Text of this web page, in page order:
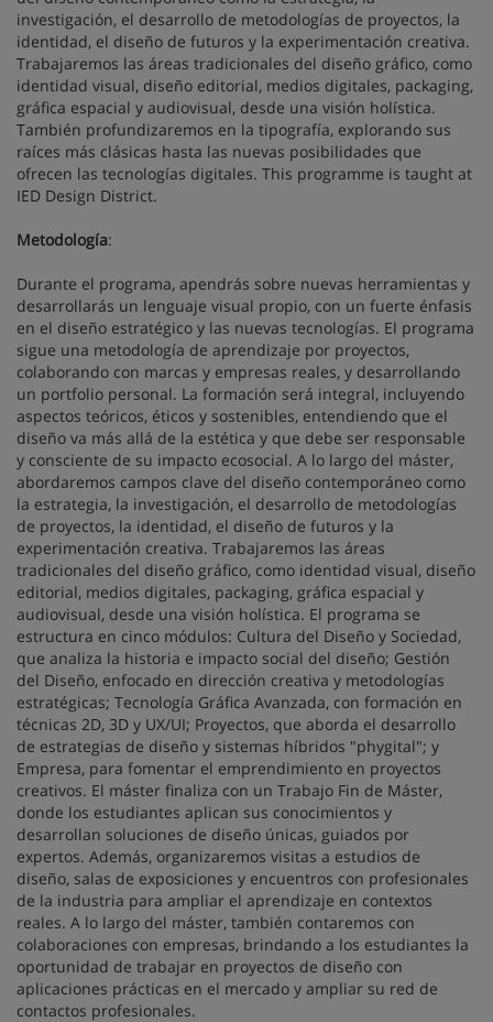
investigación, el desarrollo de metodologías de proyectos, la
identidad, el diseño de futuros y la experimentación creativa.
Trabajaremos las áreas tradicionales del diseño gráfico, como
identidad visual, diseño editorial, medios digitales, packaging,
gráfica espacial y audiovisual, desde una visión holística.
También profundizaremos en la tipografía, explorando sus
raíces más clásicas hasta las nuevas posibilidades que
ofrecen las tecnologías digitales. This programme is taught at
IED Design District.
Metodología:
Durante el programa, apendrás sobre nuevas herramientas y
desarrollarás un lenguaje visual propio, con un fuerte énfasis
en el diseño estratégico y las nuevas tecnologías. El programa
sigue una metodología de aprendizaje por proyectos,
colaborando con marcas y empresas reales, y desarrollando
un portfolio personal. La formación será integral, incluyendo
aspectos teóricos, éticos y sostenibles, entendiendo que el
diseño va más allá de la estética y que debe ser responsable
y consciente de su impacto ecosocial. A lo largo del máster,
abordaremos campos clave del diseño contemporáneo como
la estrategia, la investigación, el desarrollo de metodologías
de proyectos, la identidad, el diseño de futuros y la
experimentación creativa. Trabajaremos las áreas
tradicionales del diseño gráfico, como identidad visual, diseño
editorial, medios digitales, packaging, gráfica espacial y
audiovisual, desde una visión holística. El programa se
estructura en cinco módulos: Cultura del Diseño y Sociedad,
que analiza la historia e impacto social del diseño; Gestión
del Diseño, enfocado en dirección creativa y metodologías
estratégicas; Tecnología Gráfica Avanzada, con formación en
técnicas 2D, 3D y UX/UI; Proyectos, que aborda el desarrollo
de estrategias de diseño y sistemas híbridos "phygital"; y
Empresa, para fomentar el emprendimiento en proyectos
creativos. El máster finaliza con un Trabajo Fin de Máster,
donde los estudiantes aplican sus conocimientos y
desarrollan soluciones de diseño únicas, guiados por
expertos. Además, organizaremos visitas a estudios de
diseño, salas de exposiciones y encuentros con profesionales
de la industria para ampliar el aprendizaje en contextos
reales. A lo largo del máster, también contaremos con
colaboraciones con empresas, brindando a los estudiantes la
oportunidad de trabajar en proyectos de diseño con
aplicaciones prácticas en el mercado y ampliar su red de
contactos profesionales.